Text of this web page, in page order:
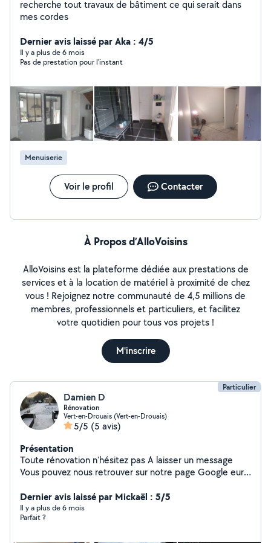
recherche tout travaux de bâtiment ce qui serait dans
mes cordes
Dernier avis laissé par Aka : 4/5
Il y a plus de 6 mois
Pas de prestation pour l'instant
Menuiserie
Voir le profil Contacter
À Propos d’AlloVoisins
AlloVoisins est la plateforme dédiée aux prestations de
services et à la location de matériel à proximité de chez
vous ! Rejoignez notre communauté de 4,5 millions de
membres, professionnels et particuliers, et facilitez
votre quotidien pour tous vos projets !
M'inscrire
Particulier
Damien D
Rénovation
Vert-en-Drouais (Vert-en-Drouais)
5/5 (5 avis)
Présentation
Toute rénovation n'hésitez pas A laisser un message
Vous pouvez nous retrouver sur notre page Google eurl
Dernier avis laissé par Mickaël : 5/5
Il y a plus de 6 mois
Parfait ?